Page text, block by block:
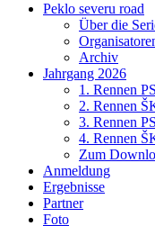
Peklo severu road
Über die
Archiv
Jahrgang 2026
1. Rennen
2. Rennen
3. Rennen
4. Rennen
Zum
Anmeldung
Ergebnisse
Partner
Foto